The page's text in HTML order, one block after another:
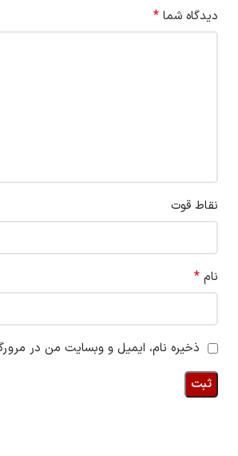
دیدگاه شما *
نقاط قوت
نام *
ذخیره نام، ایمیل و وبسایت من در